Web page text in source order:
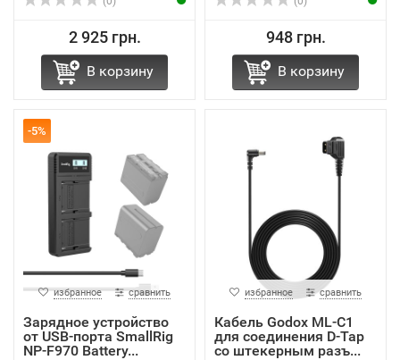
2 925 грн.
В корзину
948 грн.
В корзину
-5%
избранное сравнить
Зарядное устройство
от USB-порта SmallRig
NP-F970 Battery...
избранное сравнить
Кабель Godox ML-C1
для соединения D-Tap
со штекерным разъ...